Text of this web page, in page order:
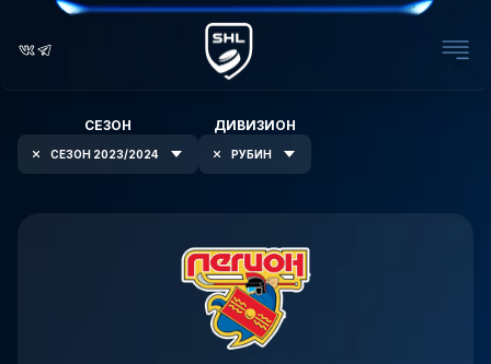
СЕЗОН
СЕЗОН 2023/2024
ДИВИЗИОН
РУБИН